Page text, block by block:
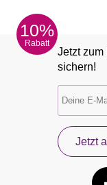
10%
Rabatt
Jetzt
sichern!
Jetzt